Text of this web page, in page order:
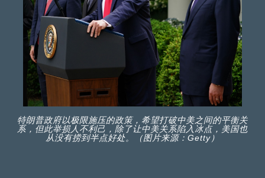
特朗普政府以极限施压的政策，希望打破中美之间的平衡关
系，但此举损人不利己，除了让中美关系陷入冰点，美国也
从没有捞到半点好处。（图片来源：Getty）